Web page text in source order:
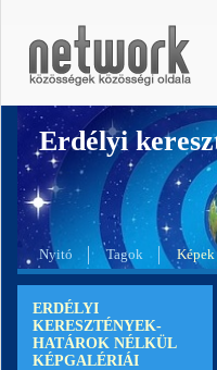
Erdélyi
Nyitó Tagok Képek
ERDÉLYI
KERESZTÉNYEK-
HATÁROK NÉLKÜL
KÉPGALÉRIÁI